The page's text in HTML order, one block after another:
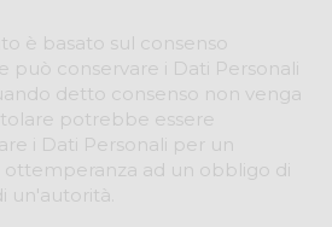
è basato sul consenso
può conservare i Dati Personali
detto consenso non venga
potrebbe essere
i Dati Personali per un
ad un obbligo di
un'autorità.